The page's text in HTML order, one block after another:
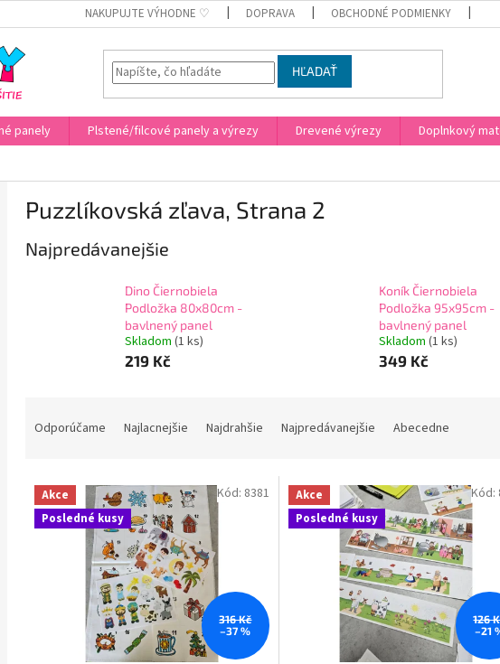
NAKUPUJTE VÝHODNE ♡ DOPRAVA OBCHODNÉ PODMIENKY
HĽADAŤ
panely Plstené/filcové panely a výrezy Drevené výrezy Doplnkový
Puzzlíkovská zľava, Strana 2
Najpredávanejšie
Dino Čiernobiela
Podložka 80x80cm -
bavlnený panel
Skladom (1 ks)
219 Kč
Koník Čiernobiela
Podložka 95x95cm -
bavlnený panel
Skladom (1 ks)
349 Kč
n
Odporúčame Najlacnejšie Najdrahšie Najpredávanejšie Abecedne
V
p
Akce
Posledné kusy
316 Kč
–37 %
Kód: 8381
Akce
Posledné kusy
126
–21
Kód: